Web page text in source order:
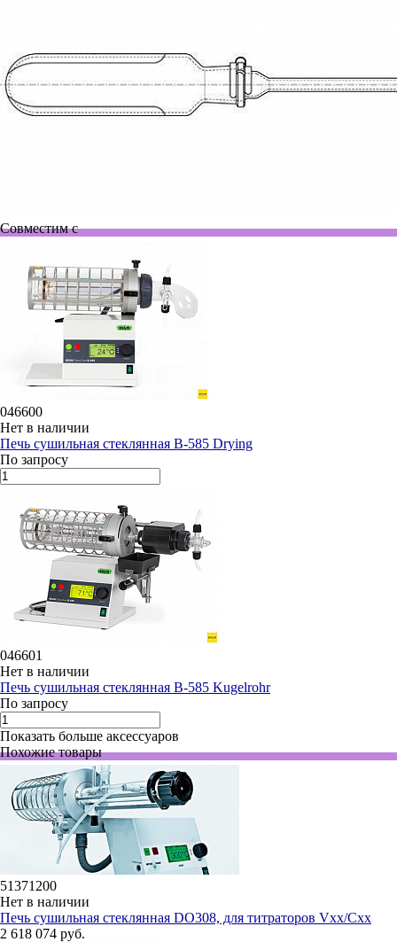
Совместим с
046600
Нет в наличии
Печь сушильная стеклянная B-585 Drying
По запросу
046601
Нет в наличии
Печь сушильная стеклянная B-585 Kugelrohr
По запросу
Показать больше аксессуаров
Похожие товары
51371200
Нет в наличии
Печь сушильная стеклянная DO308, для титраторов Vxx/Cxx
2 618 074 руб.